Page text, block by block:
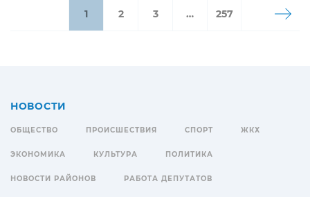
1 2 3 … 257
НОВОСТИ
ОБЩЕСТВО ПРОИСШЕСТВИЯ СПОРТ ЖКХ
ЭКОНОМИКА КУЛЬТУРА ПОЛИТИКА
НОВОСТИ РАЙОНОВ РАБОТА ДЕПУТАТОВ